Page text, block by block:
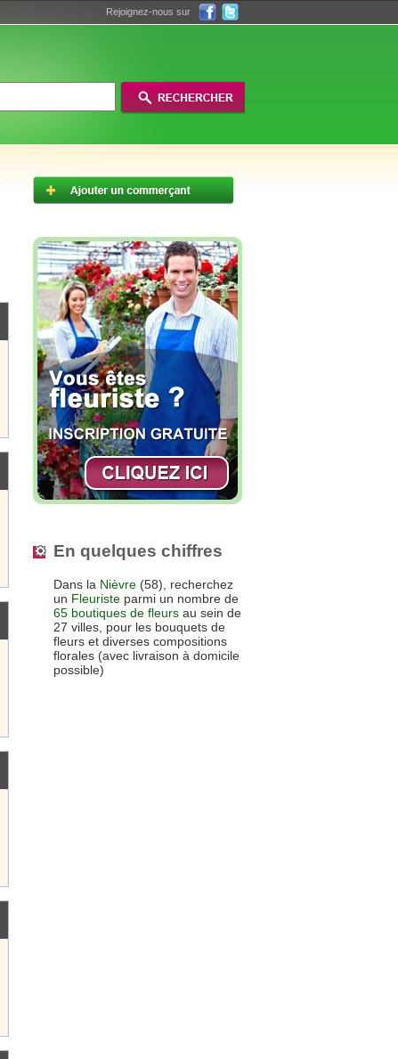
Rejoignez-nous sur
En quelques chiffres
Dans la Nièvre (58), recherchez
un Fleuriste parmi un nombre de
65 boutiques de fleurs au sein de
27 villes, pour les bouquets de
fleurs et diverses compositions
florales (avec livraison à domicile
possible)